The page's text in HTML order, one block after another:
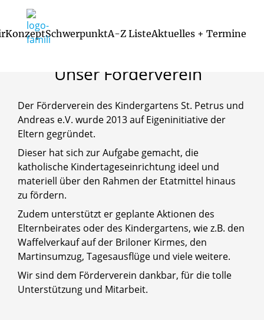
KonzeptSchwerpunktA-Z ListeAktuelles + Termine
Startseite Das sind wir Förderverein
Unser Förderverein
Der Förderverein des Kindergartens St. Petrus und
Andreas e.V. wurde 2013 auf Eigeninitiative der
Eltern gegründet.
Dieser hat sich zur Aufgabe gemacht, die
katholische Kindertageseinrichtung ideel und
materiell über den Rahmen der Etatmittel hinaus
zu fördern.
Zudem unterstützt er geplante Aktionen des
Elternbeirates oder des Kindergartens, wie z.B. den
Waffelverkauf auf der Briloner Kirmes, den
Martinsumzug, Tagesausflüge und viele weitere.
Wir sind dem Förderverein dankbar, für die tolle
Unterstützung und Mitarbeit.